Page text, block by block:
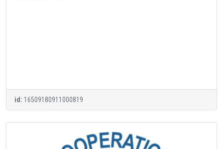
id: 16509180911000819